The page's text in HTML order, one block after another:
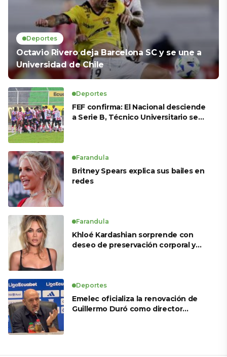
Deportes
Octavio Rivero deja Barcelona SC y se une a
Universidad de Chile
Deportes
FEF confirma: El Nacional desciende
a Serie B, Técnico Universitario se
Farandula
Britney Spears explica sus bailes en
redes
Farandula
Khloé Kardashian sorprende con
deseo de preservación corporal y
Deportes
Emelec oficializa la renovación de
Guillermo Duró como director